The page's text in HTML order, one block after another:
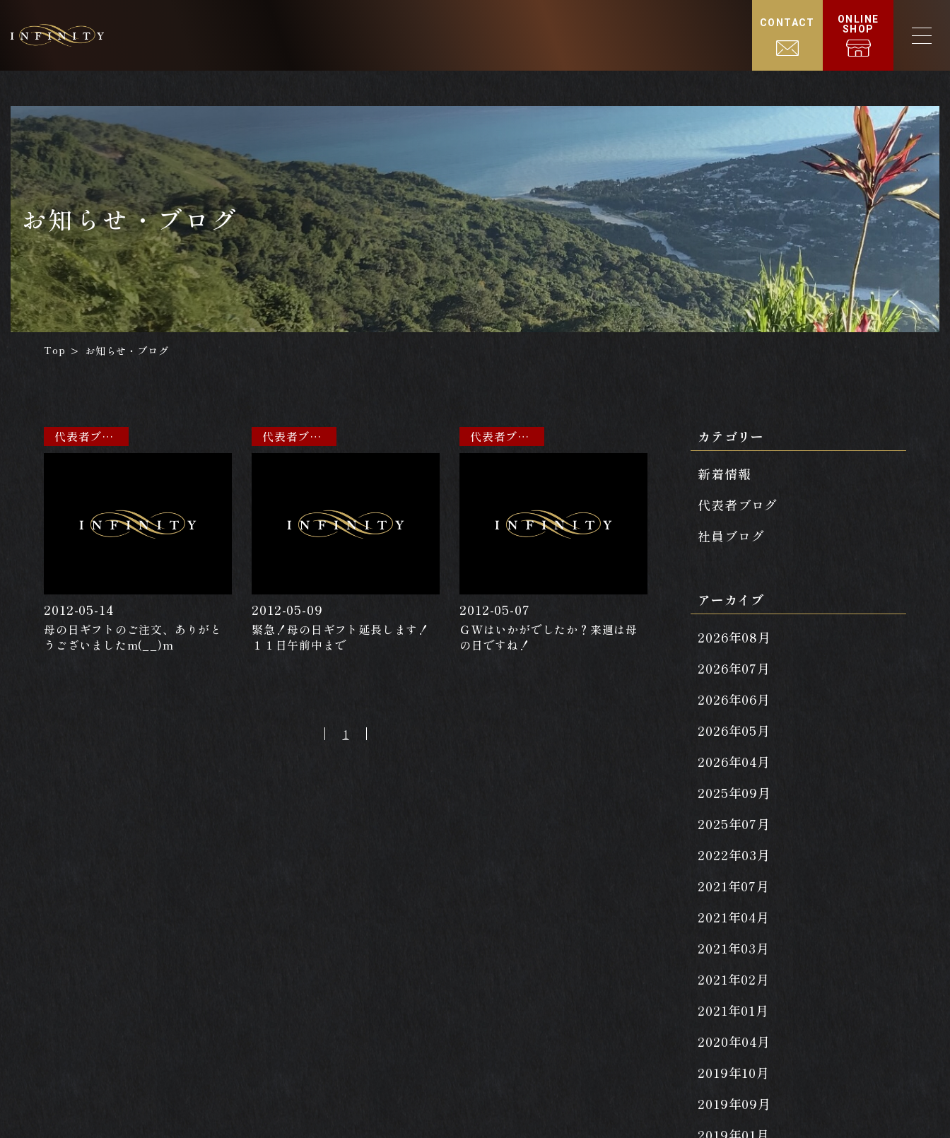
CONTACT ONLINE
SHOP
お知らせ・ブログ
Top > お知らせ・ブログ
代表者ブログ
2012-05-14
母の日ギフトのご注文、ありがと
うございましたm(__)m
代表者ブログ
2012-05-09
緊急！母の日ギフト延長します！
１１日午前中まで
代表者ブログ
2012-05-07
ＧＷはいかがでしたか？来週は母
の日ですね！
1
カテゴリー
新着情報
代表者ブログ
社員ブログ
アーカイブ
2026年08月
2026年07月
2026年06月
2026年05月
2026年04月
2025年09月
2025年07月
2022年03月
2021年07月
2021年04月
2021年03月
2021年02月
2021年01月
2020年04月
2019年10月
2019年09月